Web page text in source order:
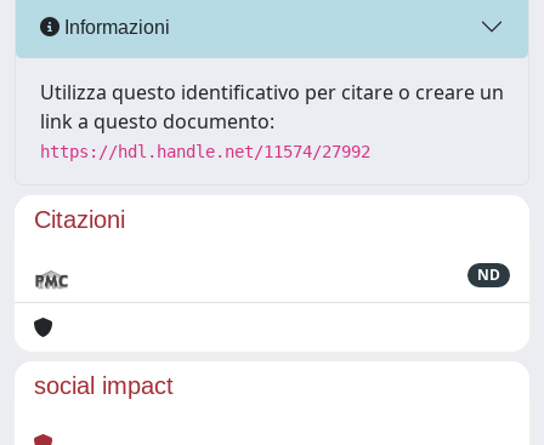
Informazioni
Utilizza questo identificativo per citare o creare un
link a questo documento:
https://hdl.handle.net/11574/27992
Citazioni
ND
social impact